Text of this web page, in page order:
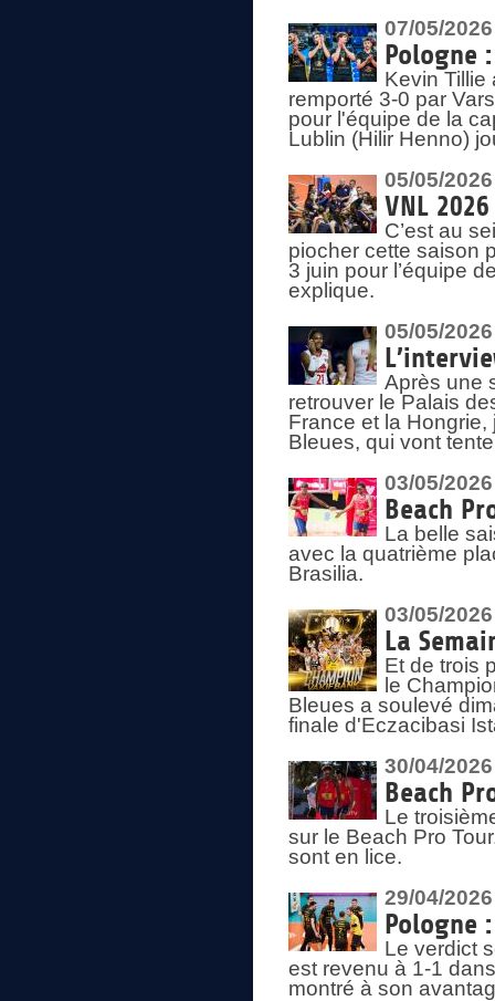
07/05/2026
Pologne
Kevin Tillie
remporté 3-0 par
pour l'équipe de la
Lublin (Hilir Henno)
05/05/2026
VNL
C’est au
piocher cette saison
3 juin pour l’équipe
explique.
05/05/2026
Après une
retrouver le Palais
France et la Hongrie,
Bleues, qui vont
03/05/2026
Beach
La belle
avec la quatrième
Brasilia.
03/05/2026
La
Et de trois
le
Bleues a soulevé
finale d'Eczacibasi
30/04/2026
Beach
Le
sur le Beach Pro
sont en lice.
29/04/2026
Pologne
Le verdict
est revenu à 1-1
montré à son